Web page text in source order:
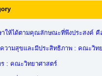
ให้ได้ตามคุณลักษณะที่พึงประสงค์
วามสุขและมีประสิทธิภาพ : คณะวิท
: คณะวิทยาศาสตร์